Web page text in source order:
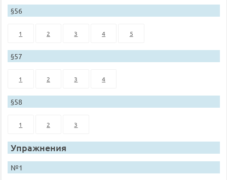
§56
1 2 3 4 5
§57
1 2 3 4
§58
1 2 3
Упражнения
№1